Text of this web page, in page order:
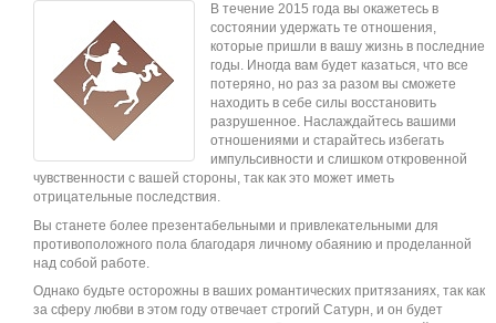
В течение 2015 года вы окажетесь в
состоянии удержать те отношения,
которые пришли в вашу жизнь в последние
годы. Иногда вам будет казаться, что все
потеряно, но раз за разом вы сможете
находить в себе силы восстановить
разрушенное. Наслаждайтесь вашими
отношениями и старайтесь избегать
импульсивности и слишком откровенной
чувственности с вашей стороны, так как это может иметь
отрицательные последствия.
Вы станете более презентабельными и привлекательными для
противоположного пола благодаря личному обаянию и проделанной
над собой работе.
Однако будьте осторожны в ваших романтических притязаниях, так как
за сферу любви в этом году отвечает строгий Сатурн, и он будет